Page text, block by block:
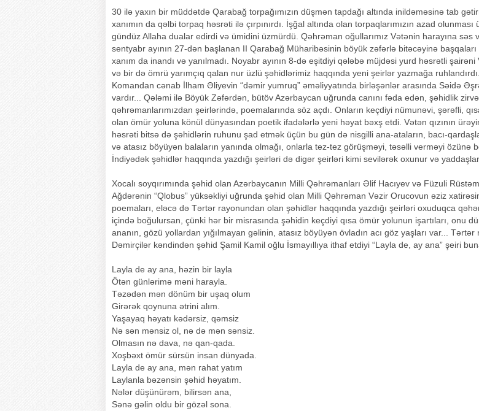
30 ilə yaxın bir müddətdə Qarabağ torpağımızın düşmən tapdağı altında inildəməsinə tab
xanımın da qəlbi torpaq həsrəti ilə çırpınırdı. İşğal altında olan torpaqlarımızın azad
gündüz Allaha dualar edirdi və ümidini üzmürdü. Qəhrəman oğullarımız Vətənin harayına səs
sentyabr ayının 27-dən başlanan II Qarabağ Müharibəsinin böyük zəfərlə bitəcəyinə
xanım da inandı və yanılmadı. Noyabr ayının 8-də eşitdiyi qələbə müjdəsi yurd həsrətli
və bir də ömrü yarımçıq qalan nur üzlü şəhidlərimiz haqqında yeni şeirlər yazmağa
Komandan cənab İlham Əliyevin “dəmir yumruq” əməliyyatında birləşənlər arasında Səidə
vardır... Qələmi ilə Böyük Zəfərdən, bütöv Azərbaycan uğrunda canını fəda edən, şəhidlik
qəhrəmanlarımızdan şeirlərində, poemalarında söz açdı. Onların keçdiyi nümunəvi, şərəfli,
olan ömür yoluna könül dünyasından poetik ifadələrlə yeni həyat bəxş etdi. Vətən qızının
həsrəti bitsə də şəhidlərin ruhunu şad etmək üçün bu gün də nisgilli ana-ataların, bacı-
və atasız böyüyən balaların yanında olmağı, onlarla tez-tez görüşməyi, təsəlli verməyi özünə
İndiyədək şəhidlər haqqında yazdığı şeirləri də digər şeirləri kimi sevilərək oxunur və
Xocalı soyqırımında şəhid olan Azərbaycanın Milli Qəhrəmanları Əlif Hacıyev və Füzuli
Ağdərənin “Qlobus” yüksəkliyi uğrunda şəhid olan Milli Qəhrəman Vəzir Orucovun əziz
poemaları, eləcə də Tərtər rayonundan olan şəhidlər haqqında yazdığı şeirləri oxuduqca
içində boğulursan, çünki hər bir misrasında şəhidin keçdiyi qısa ömür yolunun işartıları, onu
ananın, gözü yollardan yığılmayan gəlinin, atasız böyüyən övladın acı göz yaşları var... Tərtər
Dəmirçilər kəndindən şəhid Şamil Kamil oğlu İsmayıllıya ithaf etdiyi “Layla de, ay ana” şeiri
Layla de ay ana, həzin bir layla
Ötən günlərimə məni harayla.
Təzədən mən dönüm bir uşaq olum
Girərək qoynuna ətrini alım.
Yaşayaq həyatı kədərsiz, qəmsiz
Nə sən mənsiz ol, nə də mən sənsiz.
Olmasın nə dava, nə qan-qada.
Xoşbəxt ömür sürsün insan dünyada.
Layla de ay ana, mən rahat yatım
Laylanla bəzənsin şəhid həyatım.
Nələr düşünürəm, bilirsən ana,
Sənə gəlin oldu bir gözəl sona.